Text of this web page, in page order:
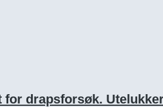
for drapsforsøk.